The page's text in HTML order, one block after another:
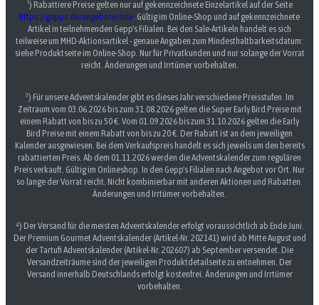
¹) Rabattiere Preise gelten nur auf gekennzeichnete Einzelartikel auf der Seite
https://gepps.de/angebote/sale . Gültig im Online-Shop und auf gekennzeichnete
Artikel in teilnehmenden Gepp's Filialen. Bei den Sale-Artikeln handelt es sich
teilweise um MHD-Aktionsartikel - genaue Angaben zum Mindesthaltbarkeitsdatum:
siehe Produktseite im Online-Shop. Nur für Privatkunden und nur solange der Vorrat
reicht. Änderungen und Irrtümer vorbehalten.
³) Für unsere Adventskalender gibt es dieses Jahr verschiedene Preisstufen. Im
Zeitraum vom 03.06.2026 bis zum 31.08.2026 gelten die Super Early Bird Preise mit
einem Rabatt von bis zu 50 €. Vom 01.09.2026 bis zum 31.10.2026 gelten die Early
Bird Preise mit einem Rabatt von bis zu 20 €. Der Rabatt ist an dem jeweiligen
Kalender ausgewiesen. Bei dem Verkaufspreis handelt es sich jeweils um den bereits
rabattierten Preis. Ab dem 01.11.2026 werden die Adventskalender zum regulären
Preis verkauft. Gültig im Onlineshop. In den Gepp's Filialen nach Angebot vor Ort. Nur
so lange der Vorrat reicht. Nicht kombinierbar mit anderen Aktionen und Rabatten.
Änderungen und Irrtümer vorbehalten.
⁴) Der Versand für die meisten Adventskalender erfolgt voraussichtlich ab Ende Juni.
Der Premium Gourmet Adventskalender (Artikel-Nr. 202141) wird ab Mitte August und
der Tartufi Adventskalender (Artikel-Nr. 202607) ab September versendet. Die
Versandzeiträume sind der jeweiligen Produktdetailseite zu entnehmen. Der
Versand innerhalb Deutschlands erfolgt kostenfrei. Änderungen und Irrtümer
vorbehalten.